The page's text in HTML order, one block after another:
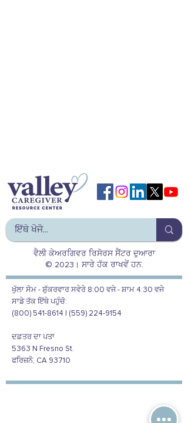
ਵੈਲੀ ਕੇਅਰਗਿਵਰ ਰਿਸੋਰਸ ਸੈਂਟਰ ਦੁਆਰਾ
© 2023। ਸਾਰੇ ਹੱਕ ਰਾਖਵੇਂ ਹਨ.
ਖੁੱਲਾ ਸੋਮ - ਸ਼ੁੱਕਰਵਾਰ ਸਵੇਰੇ 8:00 ਵਜੇ - ਸ਼ਾਮ 4:30 ਵਜੇ
ਸਾਡੇ ਤੱਕ ਇੱਥੇ ਪਹੁੰਚੋ:
(800) 541-8614 | (559) 224-9154
ਦਫ਼ਤਰ ਦਾ ਪਤਾ
5363 N Fresno St.
ਫਰਿਜ਼ਨੋ, CA 93710